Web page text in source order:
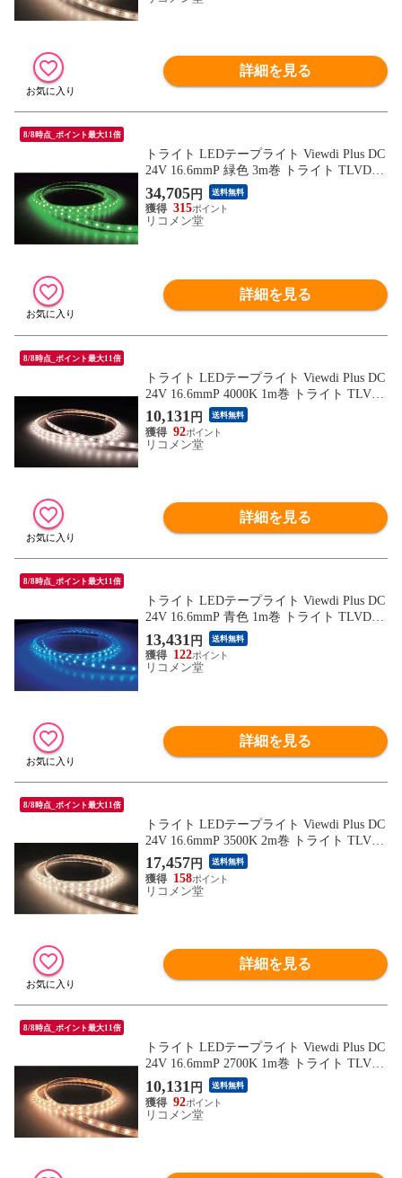
詳細を見る
8/8時点_ポイント最大11倍
トライト LEDテープライト Viewdi Plus DC
24V 16.6mmP 緑色 3m巻 トライト TLVDG2
16.6P3 工事 照明用品 作業灯 照明用品 照明
器具【送料無料】
34,705円 送料無料
315
リコメン堂
詳細を見る
8/8時点_ポイント最大11倍
トライト LEDテープライト Viewdi Plus DC
24V 16.6mmP 4000K 1m巻 トライト TLVD4
0216.6P1 工事 照明用品 作業灯 照明用品 照
明器具【送料無料】
10,131 円 送料無料
92
リコメン堂
詳細を見る
8/8時点_ポイント最大11倍
トライト LEDテープライト Viewdi Plus DC
24V 16.6mmP 青色 1m巻 トライト TLVDB2
16.6P1 工事 照明用品 作業灯 照明用品 照明
器具【送料無料】
13,431 円 送料無料
122
リコメン堂
詳細を見る
8/8時点_ポイント最大11倍
トライト LEDテープライト Viewdi Plus DC
24V 16.6mmP 3500K 2m巻 トライト TLVD3
5216.6P2 工事 照明用品 作業灯 照明用品 照
明器具【送料無料】
17,457 円 送料無料
158
リコメン堂
詳細を見る
8/8時点_ポイント最大11倍
トライト LEDテープライト Viewdi Plus DC
24V 16.6mmP 2700K 1m巻 トライト TLVD2
7216.6P1 工事 照明用品 作業灯 照明用品 照
明器具【送料無料】
10,131 円 送料無料
92
リコメン堂